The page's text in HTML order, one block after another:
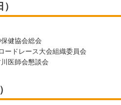
健協会総会
ードレース大会組織委員会
医師会懇談会